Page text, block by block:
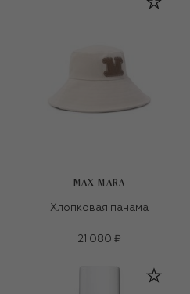
MAX MARA
Хлопковая панама
21 080 ₽